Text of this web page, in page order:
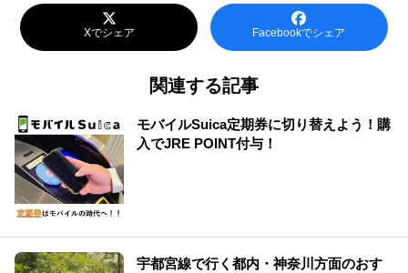
Xでシェア Facebookでシェア
関連する記事
モバイルSuica定期券に切り替えよう！購
入でJRE POINT付与！
宇都宮線で行く都内・神奈川方面のおす